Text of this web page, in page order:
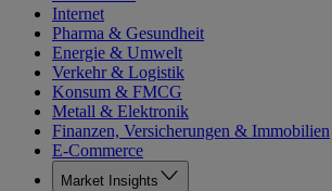
Internet
Pharma & Gesundheit
Energie & Umwelt
Verkehr & Logistik
Konsum & FMCG
Metall & Elektronik
Finanzen, Versicherungen & Immobilien
E-Commerce
Market Insights